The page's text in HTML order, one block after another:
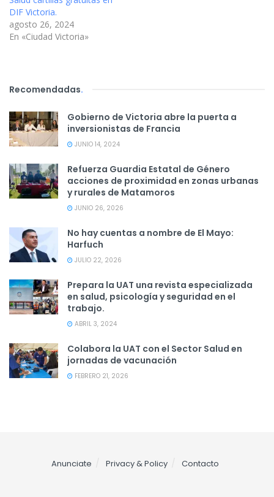
DIF Victoria.
agosto 26, 2024
En «Ciudad Victoria»
Recomendadas.
Gobierno de Victoria abre la puerta a
inversionistas de Francia
JUNIO 14, 2024
Refuerza Guardia Estatal de Género
acciones de proximidad en zonas urbanas
y rurales de Matamoros
JUNIO 26, 2026
No hay cuentas a nombre de El Mayo:
Harfuch
JULIO 22, 2026
Prepara la UAT una revista especializada
en salud, psicología y seguridad en el
trabajo.
ABRIL 3, 2024
Colabora la UAT con el Sector Salud en
jornadas de vacunación
FEBRERO 21, 2026
Anunciate Privacy & Policy Contacto